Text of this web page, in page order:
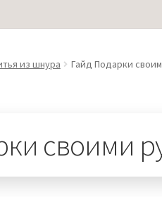
из шнура Гайд Подарки
своими